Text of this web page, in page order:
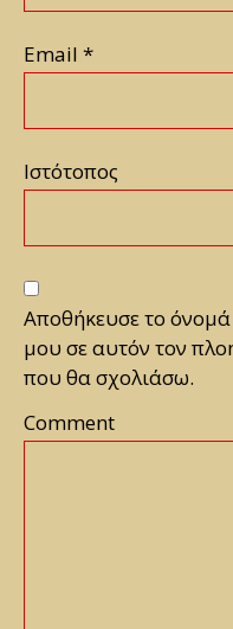
Email *
Ιστότοπος
Αποθήκευσε το
μου σε αυτόν τον
που θα σχολιάσω.
Comment